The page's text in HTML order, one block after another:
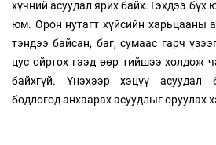
хүчний асуудал ярих байх. Гэхдээ бүх
юм. Орон нутагт хүйсийн харьцааны
тэндээ байсан, баг, сумаас гарч
цус ойртох гээд өөр тийшээ холдож
байхгүй. Үнэхээр хэцүү асуудал
бодлогод анхаарах асуудлыг оруулах